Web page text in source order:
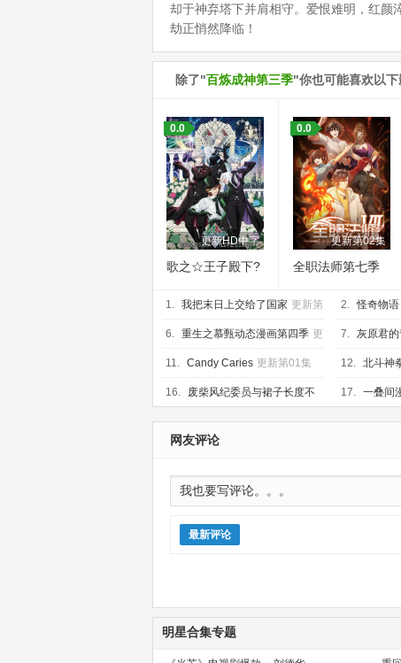
却于神弃塔下并肩相守。爱恨难明，红
劫正悄然降临！
除了"百炼成神第三季"你也可能喜欢以下
更新HD中字
0.0
歌之☆王子殿下?
XXXX剧场版
更新第02集
0.0
全职法师第七季
1. 我把末日上交给了国家 更新第
17集
2. 怪奇物
第10集
6. 重生之慕甄动态漫画第四季 更
新第20集
7. 灰原君的
07集
11. Candy Caries 更新第01集 12. 北斗神
16. 废柴风纪委员与裙子长度不
合规的JK的故事 更新第06集
17. 一叠间
新第06集
网友评论
最新评论
明星合集专题